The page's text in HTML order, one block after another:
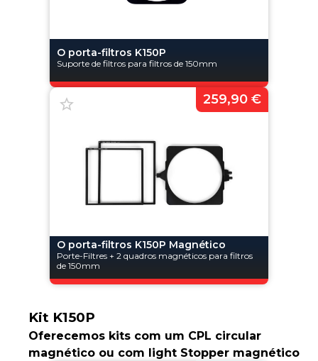
O porta-filtros K150P
Suporte de filtros para filtros de 150mm
O porta-filtros K150P Magnético
Porte-Filtres + 2 quadros magnéticos para filtros
de 150mm
259,90 €
Kit K150P
Oferecemos kits com um CPL circular
magnético ou com light Stopper magnético